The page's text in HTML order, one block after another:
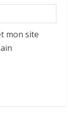
mon site